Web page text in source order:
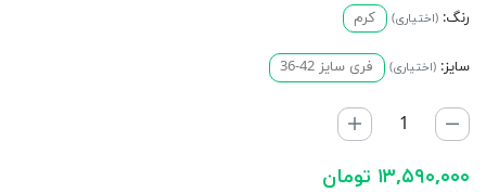
رنگ: (اختیاری) کرم
سایز: (اختیاری) فری سایز 42-36
۱۳,۵۹۰,۰۰۰ تومان